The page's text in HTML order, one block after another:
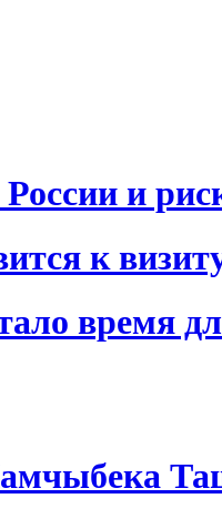
России и
к
время